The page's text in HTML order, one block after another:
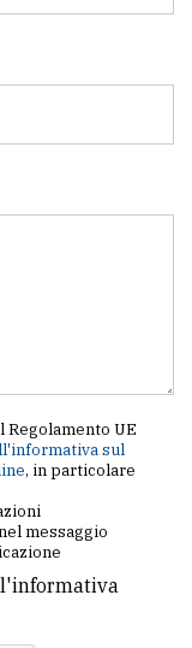
UE
sul
, in particolare
messaggio